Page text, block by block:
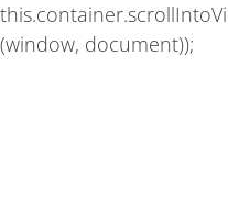
(window, document));